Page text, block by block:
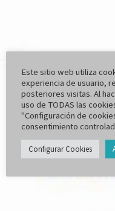
Este sitio web utiliza
experiencia de usuario,
posteriores visitas. Al
uso de TODAS las
"Configuración de
consentimiento
Configurar Cookies